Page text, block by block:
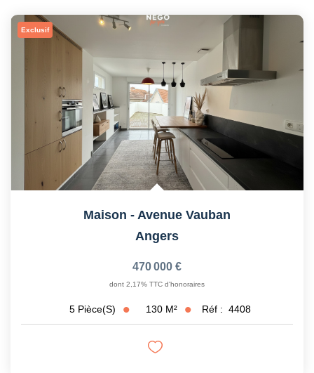
Exclusif
Maison - Avenue Vauban
Angers
470 000 €
dont 2,17% TTC d'honoraires
5 Pièce(s) 130 M² Réf : 4408